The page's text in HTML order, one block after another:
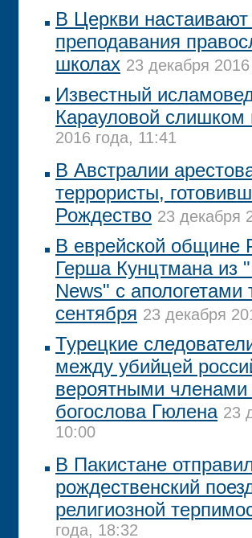
В Церкви
преподавания
школах 23 декабря
Известный
Карауловой слишком
2016 года, 11:41
В Австралии
террористы,
Рождество 23 декабря
В еврейской общине
Герша Кунцтмана из
News" с апологетами
сентября 23 декабря
Турецкие
между убийцей
вероятными членами
богослова Гюлена 23
10:00
В Пакистане
рождественский
религиозной
года, 18:32